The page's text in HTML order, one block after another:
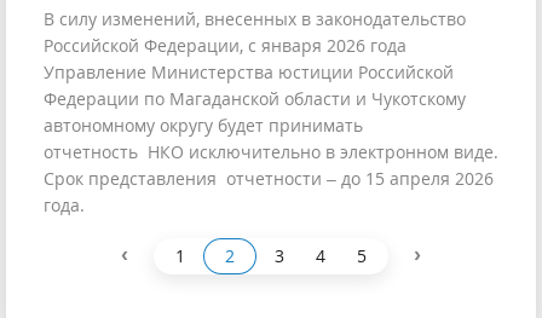
В силу изменений, внесенных в законодательство
Российской Федерации, с января 2026 года
Управление Министерства юстиции Российской
Федерации по Магаданской области и Чукотскому
автономному округу будет принимать
отчетность НКО исключительно в электронном виде.
Срок представления отчетности – до 15 апреля 2026
года.
‹ 1 2 3 4 5 ›